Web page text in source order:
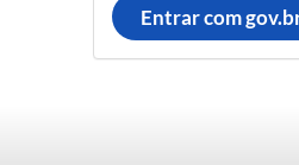
Entrar com